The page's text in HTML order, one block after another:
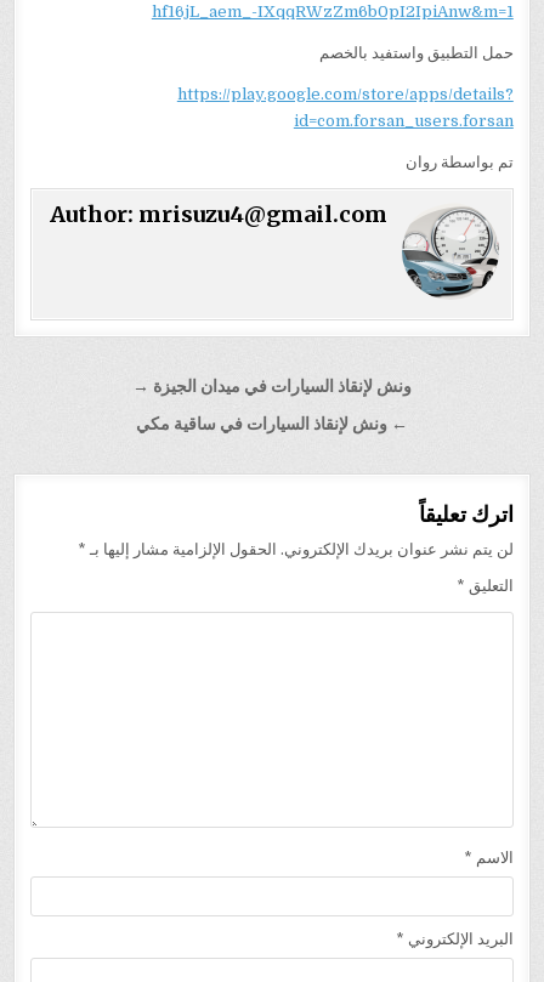
hf16jL_aem_-IXqqRWzZm6b0pI2IpiAnw&m=1
حمل التطبيق واستفيد بالخصم
https://play.google.com/store/apps/details?
id=com.forsan_users.forsan
تم بواسطة روان
Author: mrisuzu4@gmail.com
ونش لإنقاذ السيارات في ميدان الجيزة →
← ونش لإنقاذ السيارات في ساقية مكي
اترك تعليقاً
لن يتم نشر عنوان بريدك الإلكتروني. الحقول الإلزامية مشار إليها بـ *
التعليق *
الاسم *
البريد الإلكتروني *